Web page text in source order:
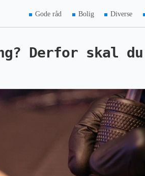
Gode råd Bolig Diverse
Derfor skal